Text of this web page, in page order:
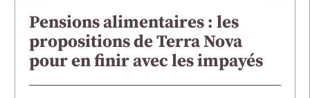
Pensions alimentaires : les
propositions de Terra Nova
pour en finir avec les impayés